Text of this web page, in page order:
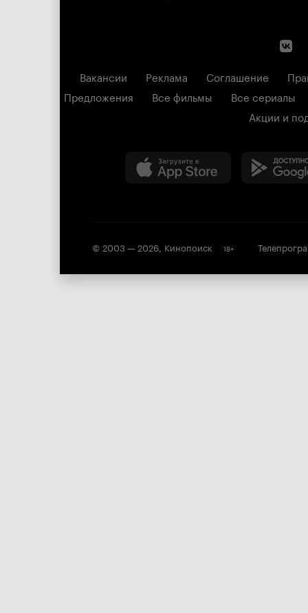
Вакансии Реклама Соглашение
Предложения
Все фильмы
Все сериалы
Акции и
© 2003 — 2026, Кинопоиск 18+